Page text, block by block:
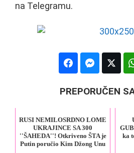
na Telegramu.
PREPORUČEN
RUSI NEMILOSRDNO LOME
UKRAJINCE SA 300
''ŠAHEDA''! Otkriveno ŠTA je
Putin poručio Kim Džong Unu
ka